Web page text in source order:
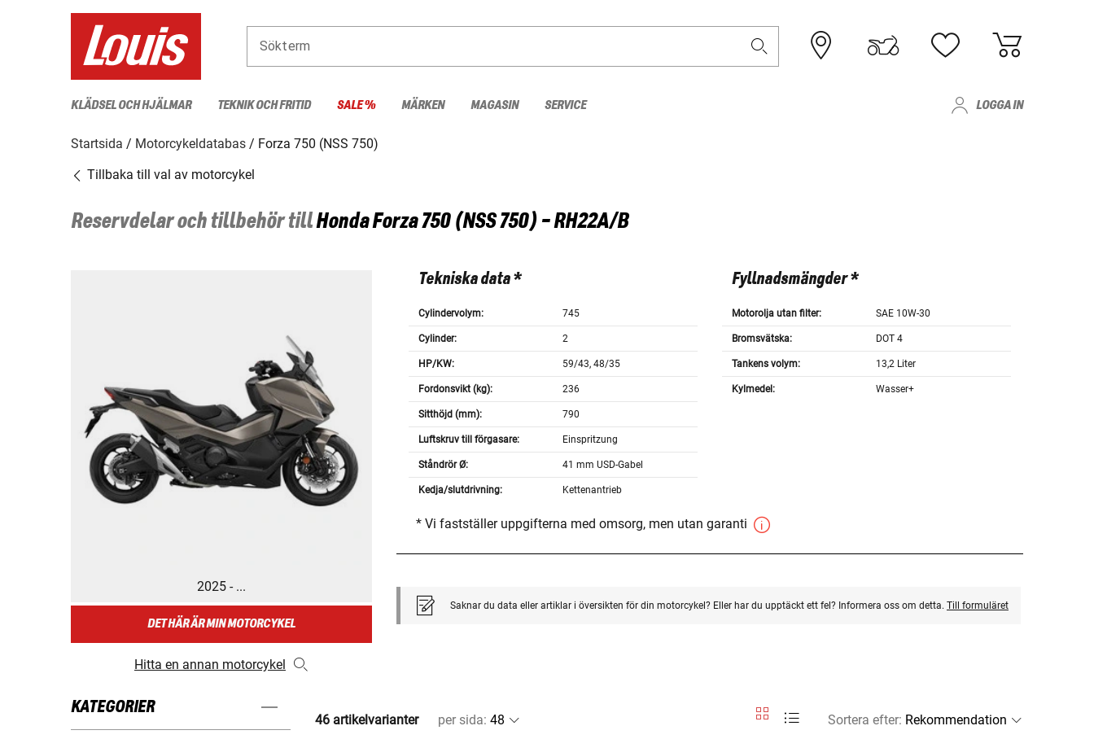
Sökterm
KLÄDSEL OCH HJÄLMAR TEKNIK OCH FRITID SALE % MÄRKEN MAGASIN SERVICE LOGGA IN
Startsida Motorcykeldatabas
Forza 750 (NSS 750)
Tillbaka till val av motorcykel
Reservdelar och tillbehör tillHondaForza 750 (NSS 750) - RH22A/B
2025 - ...
DET HÄR ÄR MIN MOTORCYKEL
Hitta en annan motorcykel
Tekniska data *
Cylindervolym: 745
Cylinder: 2
HP/KW: 59/43, 48/35
Fordonsvikt (kg): 236
Sitthöjd (mm): 790
Luftskruv till förgasare: Einspritzung
Ståndrör Ø: 41 mm USD-Gabel
Kedja/slutdrivning: Kettenantrieb
Fyllnadsmängder *
Motorolja utan filter: SAE 10W-30
Bromsvätska: DOT 4
Tankens volym: 13,2 Liter
Kylmedel: Wasser+
* Vi fastställer uppgifterna med omsorg, men utan garanti
Saknar du data eller artiklar i översikten för din motorcykel? Eller har du upptäckt ett fel? Informera oss om detta. Till formuläret
KATEGORIER
46 artikelvarianter per sida: Sortera efter: